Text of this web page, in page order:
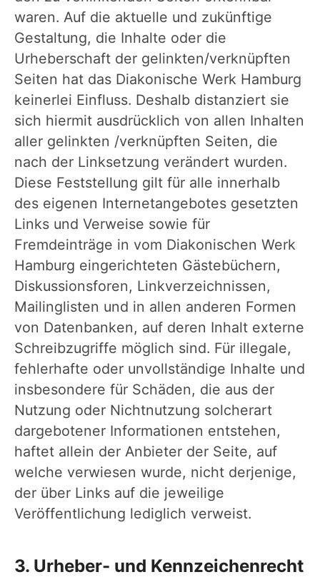
waren. Auf die aktuelle und zukünftige
Gestaltung, die Inhalte oder die
Urheberschaft der gelinkten/verknüpften
Seiten hat das Diakonische Werk Hamburg
keinerlei Einfluss. Deshalb distanziert sie
sich hiermit ausdrücklich von allen Inhalten
aller gelinkten /verknüpften Seiten, die
nach der Linksetzung verändert wurden.
Diese Feststellung gilt für alle innerhalb
des eigenen Internetangebotes gesetzten
Links und Verweise sowie für
Fremdeinträge in vom Diakonischen Werk
Hamburg eingerichteten Gästebüchern,
Diskussionsforen, Linkverzeichnissen,
Mailinglisten und in allen anderen Formen
von Datenbanken, auf deren Inhalt externe
Schreibzugriffe möglich sind. Für illegale,
fehlerhafte oder unvollständige Inhalte und
insbesondere für Schäden, die aus der
Nutzung oder Nichtnutzung solcherart
dargebotener Informationen entstehen,
haftet allein der Anbieter der Seite, auf
welche verwiesen wurde, nicht derjenige,
der über Links auf die jeweilige
Veröffentlichung lediglich verweist.
3. Urheber- und Kennzeichenrecht